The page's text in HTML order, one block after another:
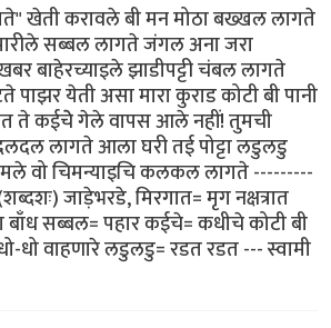
खेती करावले बी मन मोठा बख्खल लागते
पारीले सब्बल लागते जंगल अना जरा
बाहेरच्याइले झाडीपट्टी चंबल लागते
येती असा मारा कुराड कोटी बी पानी
ते कईचेे गेले वापस आले नहीं! तुमची
लागते आला घरी तई पोट्टा लडुलडु
वो चिमन्याइचि कलकल लागते ---------
जाड़ेभरडे, मिरगात= मृग नक्षत्रात
बाँध सब्बल= पहार कईचे= कधीचे कोटी बी
धो वाहणारे लडुलडु= रडत रडत --- स्वामी